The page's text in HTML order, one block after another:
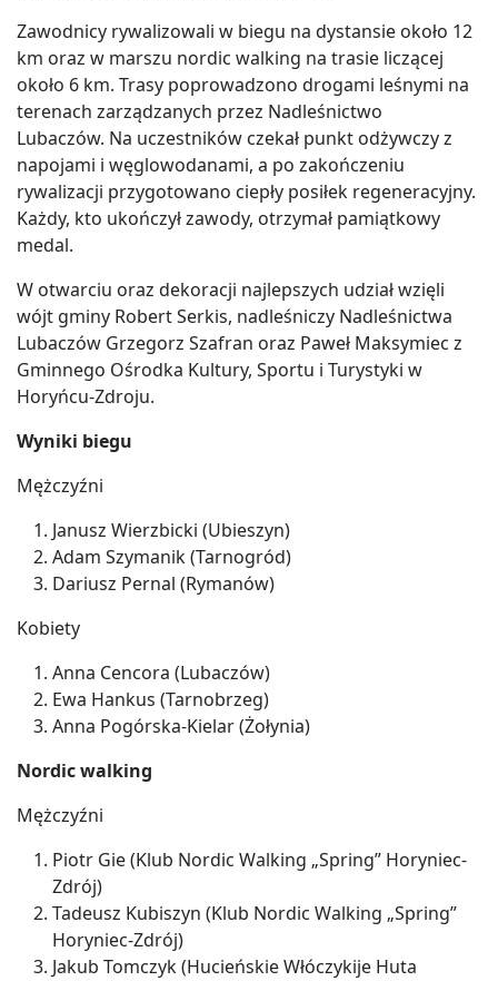
Zawodnicy rywalizowali w biegu na dystansie około 12
km oraz w marszu nordic walking na trasie liczącej
około 6 km. Trasy poprowadzono drogami leśnymi na
terenach zarządzanych przez Nadleśnictwo
Lubaczów. Na uczestników czekał punkt odżywczy z
napojami i węglowodanami, a po zakończeniu
rywalizacji przygotowano ciepły posiłek regeneracyjny.
Każdy, kto ukończył zawody, otrzymał pamiątkowy
medal.
W otwarciu oraz dekoracji najlepszych udział wzięli
wójt gminy Robert Serkis, nadleśniczy Nadleśnictwa
Lubaczów Grzegorz Szafran oraz Paweł Maksymiec z
Gminnego Ośrodka Kultury, Sportu i Turystyki w
Horyńcu-Zdroju.
Wyniki biegu
Mężczyźni
Janusz Wierzbicki (Ubieszyn)
Adam Szymanik (Tarnogród)
Dariusz Pernal (Rymanów)
Kobiety
Anna Cencora (Lubaczów)
Ewa Hankus (Tarnobrzeg)
Anna Pogórska-Kielar (Żołynia)
Nordic walking
Mężczyźni
Piotr Gie (Klub Nordic Walking „Spring” Horyniec-
Zdrój)
Tadeusz Kubiszyn (Klub Nordic Walking „Spring”
Horyniec-Zdrój)
Jakub Tomczyk (Hucieńskie Włóczykije Huta